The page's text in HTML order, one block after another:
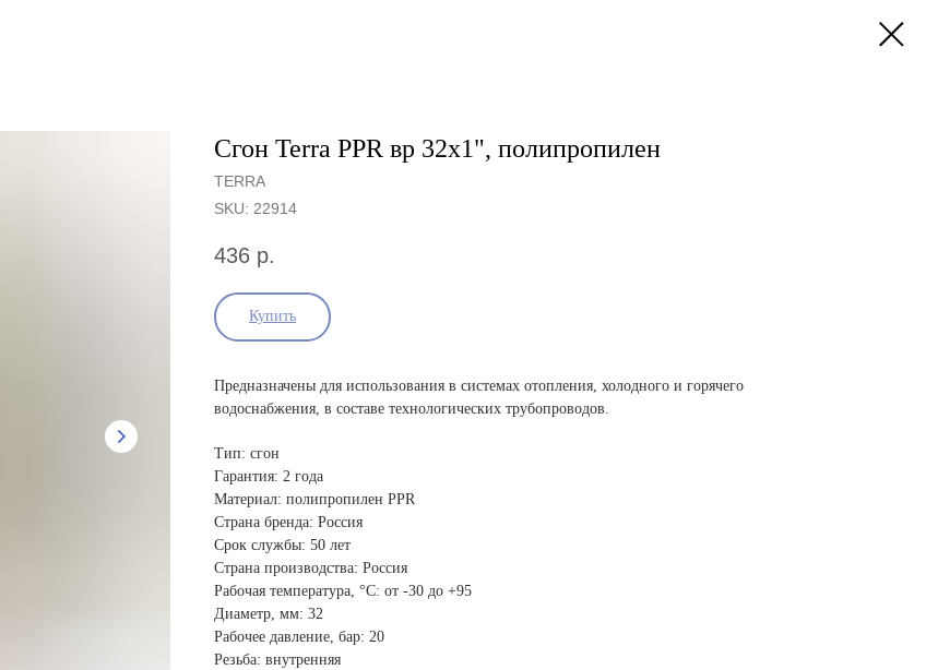
Сгон Terra PPR вр 32х1", полипропилен
TERRA
SKU: 22914
436 р.
Купить
Предназначены для использования в системах отопления, холодного и горячего
водоснабжения, в составе технологических трубопроводов.
Тип: сгон
Гарантия: 2 года
Материал: полипропилен PPR
Страна бренда: Россия
Срок службы: 50 лет
Страна производства: Россия
Рабочая температура, °С: от -30 до +95
Диаметр, мм: 32
Рабочее давление, бар: 20
Резьба: внутренняя